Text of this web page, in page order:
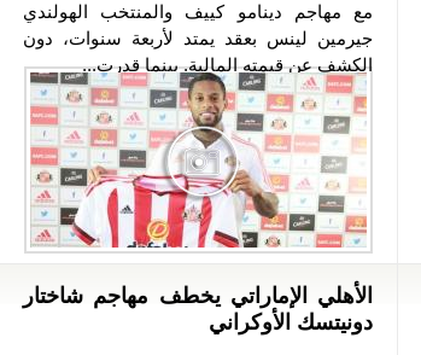
مع مهاجم دينامو كييف والمنتخب الهولندي
جيرمين لينس بعقد يمتد لأربعة سنوات، دون
الكشف عن قيمته المالية. بينما قدرت...
الأهلي الإماراتي يخطف مهاجم شاختار
دونيتسك الأوكراني